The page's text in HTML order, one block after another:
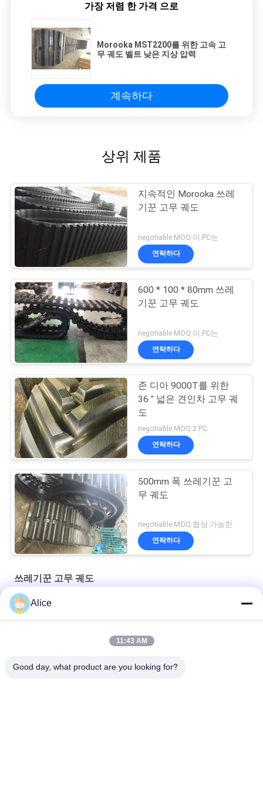
가장 저렴 한 가격 으로
Morooka MST2200를 위한 고속 고
무 궤도 벨트 낮은 지상 압력
계속하다
상위 제품
지속적인 Morooka 쓰레
기꾼 고무 궤도
negotiable MOQ:이 PC는
연락하다
600 * 100 * 80mm 쓰레
기꾼 고무 궤도
negotiable MOQ:이 PC는
연락하다
존 디아 9000T를 위한
36 " 넓은 견인차 고무 궤
도
negotiable MOQ:2 PC
연락하다
500mm 폭 쓰레기꾼 고
무 궤도
negotiable MOQ:협상 가능한
연락하다
쓰레기꾼 고무 궤도
800x150x68 LD1000 덤퍼 고무 트랙 건설 기계 부품
Alice
11:43 AM
Good day, what product are you looking for?